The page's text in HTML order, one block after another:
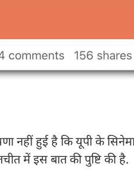
नहीं हुई है कि यूपी के
में इस बात की पुष्टि की है.